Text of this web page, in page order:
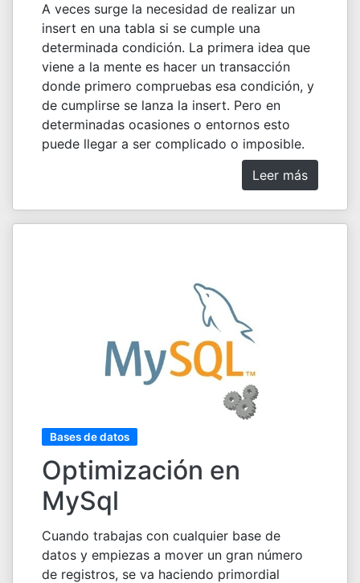
A veces surge la necesidad de realizar un
insert en una tabla si se cumple una
determinada condición. La primera idea que
viene a la mente es hacer un transacción
donde primero compruebas esa condición, y
de cumplirse se lanza la insert. Pero en
determinadas ocasiones o entornos esto
puede llegar a ser complicado o imposible.
Leer más
Bases de datos
Optimización en
MySql
Cuando trabajas con cualquier base de
datos y empiezas a mover un gran número
de registros, se va haciendo primordial